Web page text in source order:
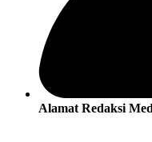
Alamat Redaksi